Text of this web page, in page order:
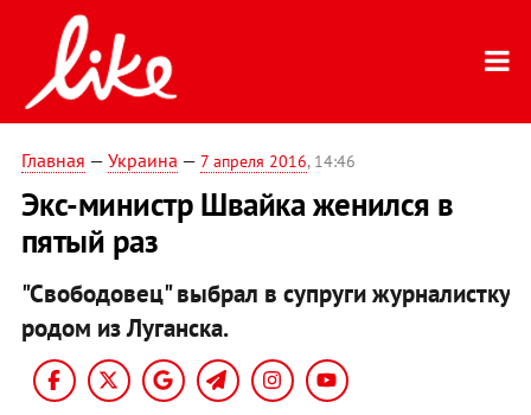
Главная — Украина — 7 апреля 2016, 14:46
Экс-министр Швайка женился в
пятый раз
"Свободовец" выбрал в супруги журналистку
родом из Луганска.